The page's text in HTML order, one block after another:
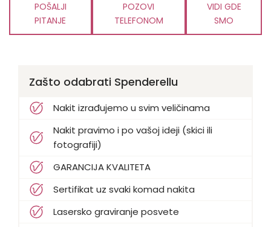
POŠALJI
PITANJE
POZOVI
TELEFONOM
VIDI GDE
SMO
Zašto odabrati Spenderellu
Nakit izrađujemo u svim veličinama
Nakit pravimo i po vašoj ideji (skici ili
fotografiji)
GARANCIJA KVALITETA
Sertifikat uz svaki komad nakita
Lasersko graviranje posvete